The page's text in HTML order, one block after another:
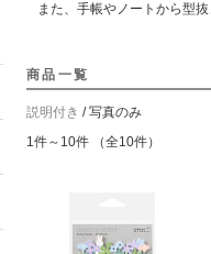
また、手帳やノートから型
商品一覧
説明付き / 写真のみ
1件～10件 （全10件）